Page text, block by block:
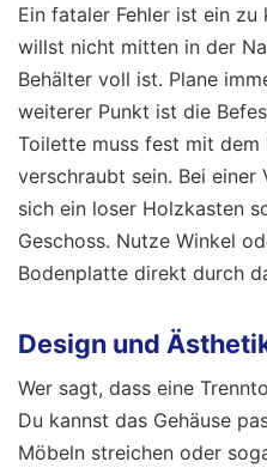
Ein fataler Fehler ist ein zu
willst nicht mitten in der
Behälter voll ist. Plane
weiterer Punkt ist die
Toilette muss fest mit dem
verschraubt sein. Bei
sich ein loser Holzkasten
Geschoss. Nutze Winkel
Bodenplatte direkt durch
Design und
Wer sagt, dass eine
Du kannst das Gehäuse
Möbeln streichen oder